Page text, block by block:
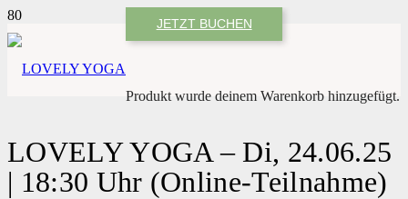
JETZT BUCHEN
Produkt wurde deinem Warenkorb hinzugefügt.
LOVELY YOGA – Di, 24.06.25
| 18:30 Uhr (Online-Teilnahme)